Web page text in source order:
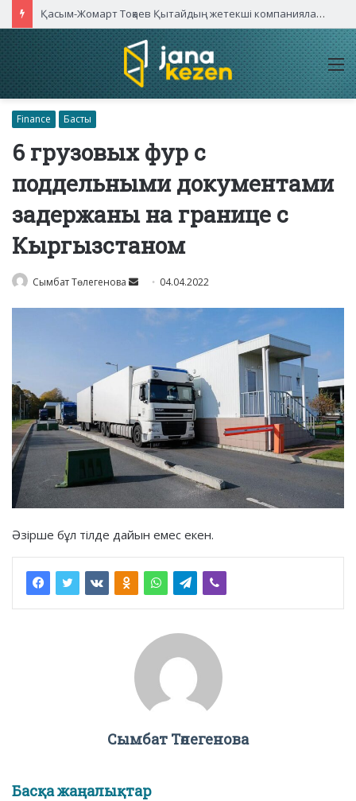
Қасым-Жомарт Тоқаев Қытайдың жетекші компаниялары басшыларымен кездесті
Finance Басты
6 грузовых фур с
поддельными документами
задержаны на границе с
Кыргызстаном
Сымбат Төлегенова
Send 04.04.2022
Әзірше бұл тілде дайын емес екен.
Сымбат Төлегенова
Басқа жаңалықтар